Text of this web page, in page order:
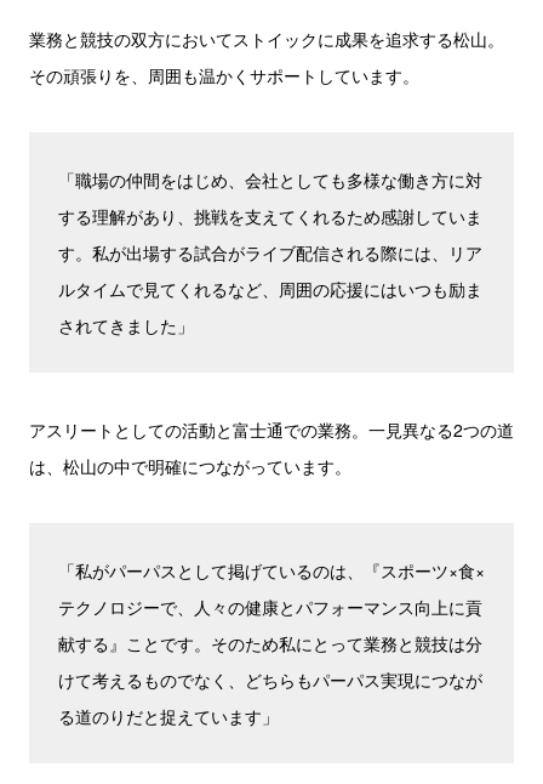
業務と競技の双方においてストイックに成果を追求する松山。
その頑張りを、周囲も温かくサポートしています。
「職場の仲間をはじめ、会社としても多様な働き方に対
する理解があり、挑戦を支えてくれるため感謝していま
す。私が出場する試合がライブ配信される際には、リア
ルタイムで見てくれるなど、周囲の応援にはいつも励ま
されてきました」
アスリートとしての活動と富士通での業務。一見異なる2つの道
は、松山の中で明確につながっています。
「私がパーパスとして掲げているのは、『スポーツ×食×
テクノロジーで、人々の健康とパフォーマンス向上に貢
献する』ことです。そのため私にとって業務と競技は分
けて考えるものでなく、どちらもパーパス実現につなが
る道のりだと捉えています」